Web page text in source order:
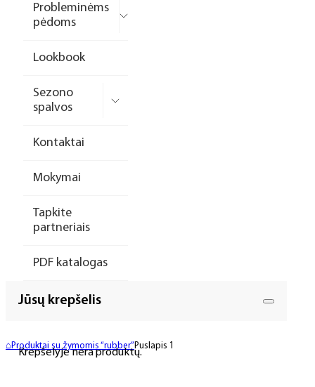
Probleminėms
pėdoms
Lookbook
Sezono
spalvos
Kontaktai
Mokymai
Tapkite
partneriais
PDF katalogas
Jūsų krepšelis
Krepšelyje nėra produktų.
⌂ Produktai su žymomis “rubber” Puslapis 1